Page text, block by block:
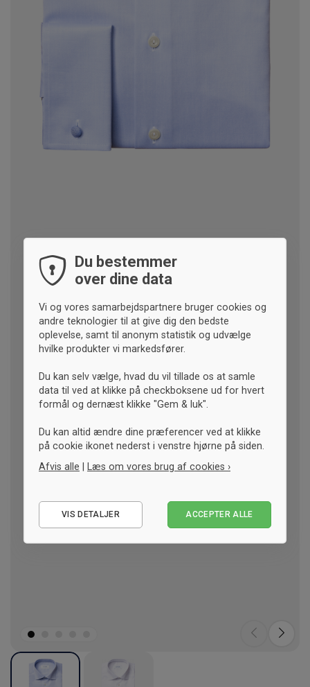
Du bestemmer
over dine data
Vi og vores samarbejdspartnere bruger cookies og
andre teknologier til at give dig den bedste
oplevelse, samt til anonym statistik og udvælge
hvilke produkter vi markedsfører.
Du kan selv vælge, hvad du vil tillade os at samle
data til ved at klikke på checkboksene ud for hvert
formål og dernæst klikke "Gem & luk".
Du kan altid ændre dine præferencer ved at klikke
på cookie ikonet nederst i venstre hjørne på siden.
Afvis alle
Læs om vores brug af cookies ›
Statistiske
VIS DETALJER ACCEPTER ALLE